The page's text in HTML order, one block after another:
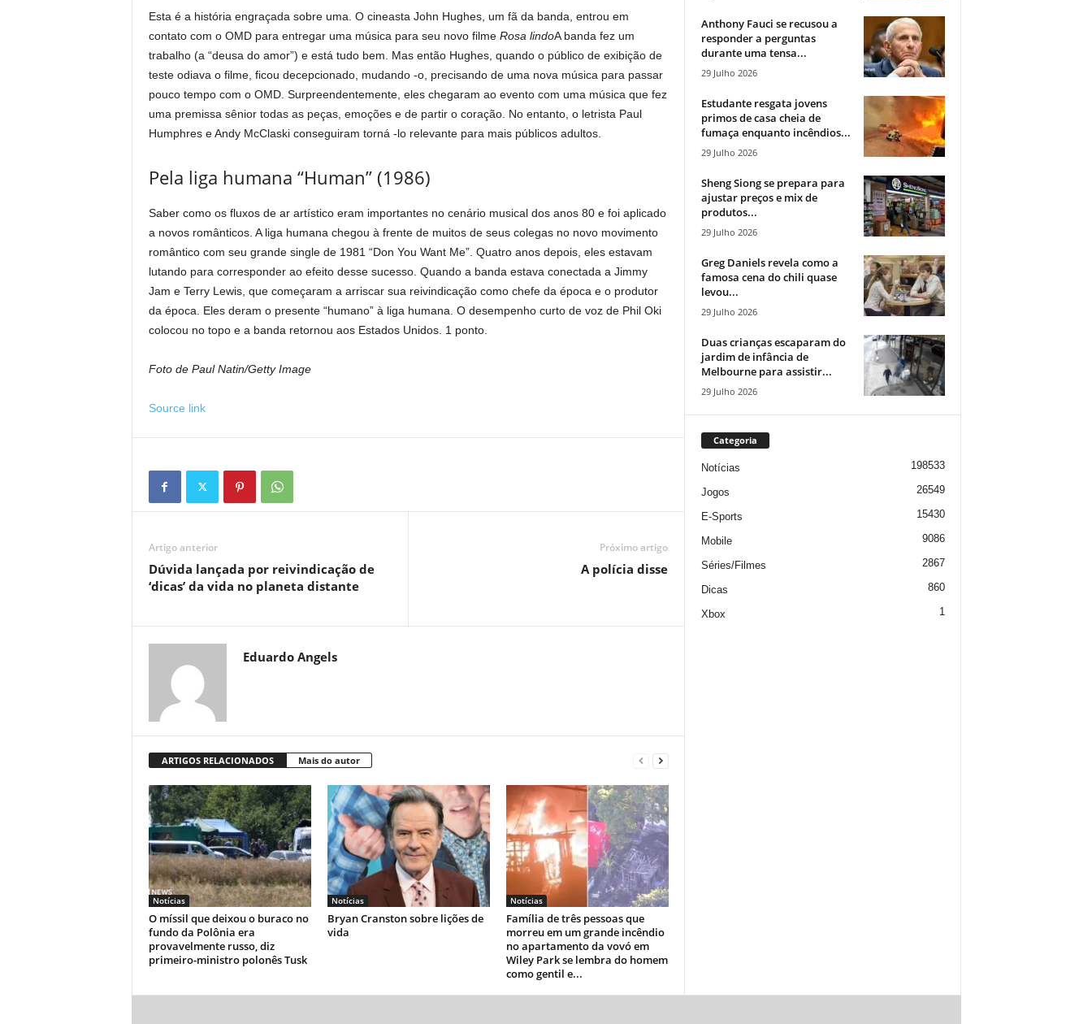
Esta é a história engraçada sobre uma. O cineasta John Hughes, um fã da banda, entrou em
contato com o OMD para entregar uma música para seu novo filme Rosa lindoA banda fez um
trabalho (a “deusa do amor”) e está tudo bem. Mas então Hughes, quando o público de exibição de
teste odiava o filme, ficou decepcionado, mudando -o, precisando de uma nova música para passar
pouco tempo com o OMD. Surpreendentemente, eles chegaram ao evento com uma música que fez
uma premissa sênior todas as peças, emoções e de partir o coração. No entanto, o letrista Paul
Humphres e Andy McClaski conseguiram torná -lo relevante para mais públicos adultos.
Pela liga humana “Human” (1986)
Saber como os fluxos de ar artístico eram importantes no cenário musical dos anos 80 e foi aplicado
a novos românticos. A liga humana chegou à frente de muitos de seus colegas no novo movimento
romântico com seu grande single de 1981 “Don You Want Me”. Quatro anos depois, eles estavam
lutando para corresponder ao efeito desse sucesso. Quando a banda estava conectada a Jimmy
Jam e Terry Lewis, que começaram a arriscar sua reivindicação como chefe da época e o produtor
da época. Eles deram o presente “humano” à liga humana. O desempenho curto de voz de Phil Oki
colocou no topo e a banda retornou aos Estados Unidos. 1 ponto.
Foto de Paul Natin/Getty Image
Source link
Artigo anterior
Dúvida lançada por reivindicação de
‘dicas’ da vida no planeta distante
Próximo artigo
A polícia disse
Eduardo Angels
ARTIGOS RELACIONADOS Mais do autor
Notícias
O míssil que deixou o buraco no
fundo da Polônia era
provavelmente russo, diz
primeiro-ministro polonês Tusk
Notícias
Bryan Cranston sobre lições de
vida
Notícias
Família de três pessoas que
morreu em um grande incêndio
no apartamento da vovó em
Wiley Park se lembra do homem
como gentil e...
Anthony Fauci se recusou a
responder a perguntas
durante uma tensa...
29 Julho 2026
Estudante resgata jovens
primos de casa cheia de
fumaça enquanto incêndios...
29 Julho 2026
Sheng Siong se prepara para
ajustar preços e mix de
produtos...
29 Julho 2026
Greg Daniels revela como a
famosa cena do chili quase
levou...
29 Julho 2026
Duas crianças escaparam do
jardim de infância de
Melbourne para assistir...
29 Julho 2026
Categoria
Notícias 198533
Jogos 26549
E-Sports 15430
Mobile 9086
Séries/Filmes 2867
Dicas 860
Xbox 1